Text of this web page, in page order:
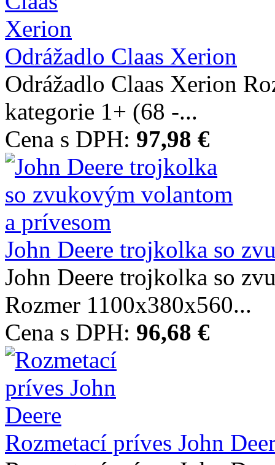
Odrážadlo Claas Xerion
Odrážadlo Claas Xerion
kategorie 1+ (68 -...
Cena s DPH: 97,98 €
John Deere trojkolka so
John Deere trojkolka so
Rozmer 1100x380x560...
Cena s DPH: 96,68 €
Rozmetací príves John